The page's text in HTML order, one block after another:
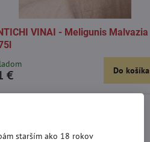
VINAI - Meligunis Malvazia
€ Do košíka
starším ako 18 rokov